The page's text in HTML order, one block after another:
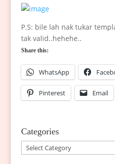
P.S: bile lah nak tukar
tak valid..hehehe..
Share this:
WhatsApp
Pinterest Email
Categories
Categories